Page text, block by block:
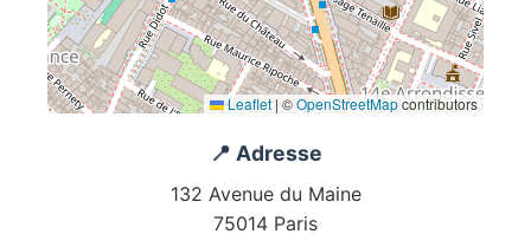
Leaflet | ©OpenStreetMapcontributors
📍 Adresse
132 Avenue du Maine
75014 Paris